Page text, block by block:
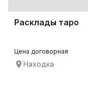
Расклады таро
Цена договорная
Находка